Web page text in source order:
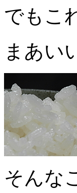
でもこ
まあい
そんな